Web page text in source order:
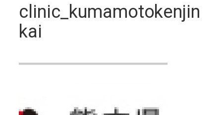
clinic_kumamotokenjin
kai